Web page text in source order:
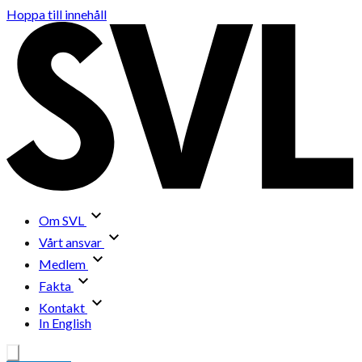
Hoppa till innehåll
Om SVL
Vårt ansvar
Medlem
Fakta
Kontakt
In English